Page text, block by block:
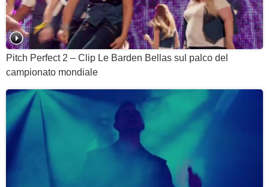
Pitch Perfect 2 – Clip Le Barden Bellas sul palco del
campionato mondiale